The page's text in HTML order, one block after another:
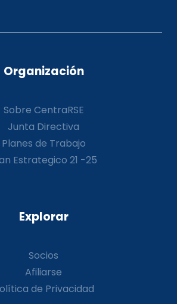
Organización
Sobre CentraRSE
Junta Directiva
Planes de Trabajo
Estrategico 21 -25
Explorar
Socios
Afiliarse
de Privacidad